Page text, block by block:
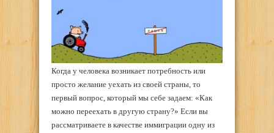
Когда у человека возникает потребность или
просто желание уехать из своей страны, то
первый вопрос, который мы себе задаем: «Как
можно переехать в другую страну?» Если вы
рассматриваете в качестве иммиграции одну из